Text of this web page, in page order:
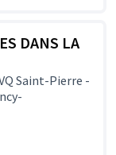
DANS LA
Saint-Pierre -